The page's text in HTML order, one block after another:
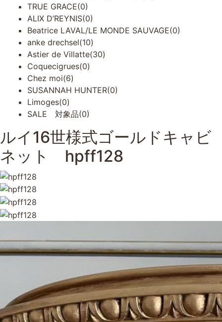
TRUE GRACE(0)
ALIX D’REYNIS(0)
Beatrice LAVAL/LE MONDE SAUVAGE(0)
anke drechsel(10)
Astier de Villatte(30)
Coquecigrues(0)
Chez moi(6)
SUSANNAH HUNTER(0)
Limoges(0)
SALE 対象品(0)
ルイ16世様式ゴールドキャビ
ネット hpff128